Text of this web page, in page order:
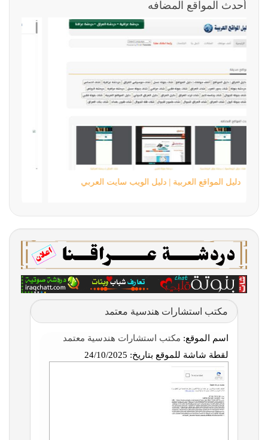
أحدث المواقع المضافه
دليل المواقع العربية | دليل الويب سايت العربي
مكتب استشارات هندسية معتمد
اسم الموقع: مكتب استشارات هندسية معتمد
لقطة شاشة للموقع بتاريخ: